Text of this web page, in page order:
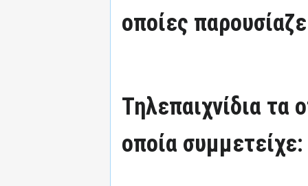
οποίες
Τηλεπαιχνίδια τα
οποία συμμετείχε: